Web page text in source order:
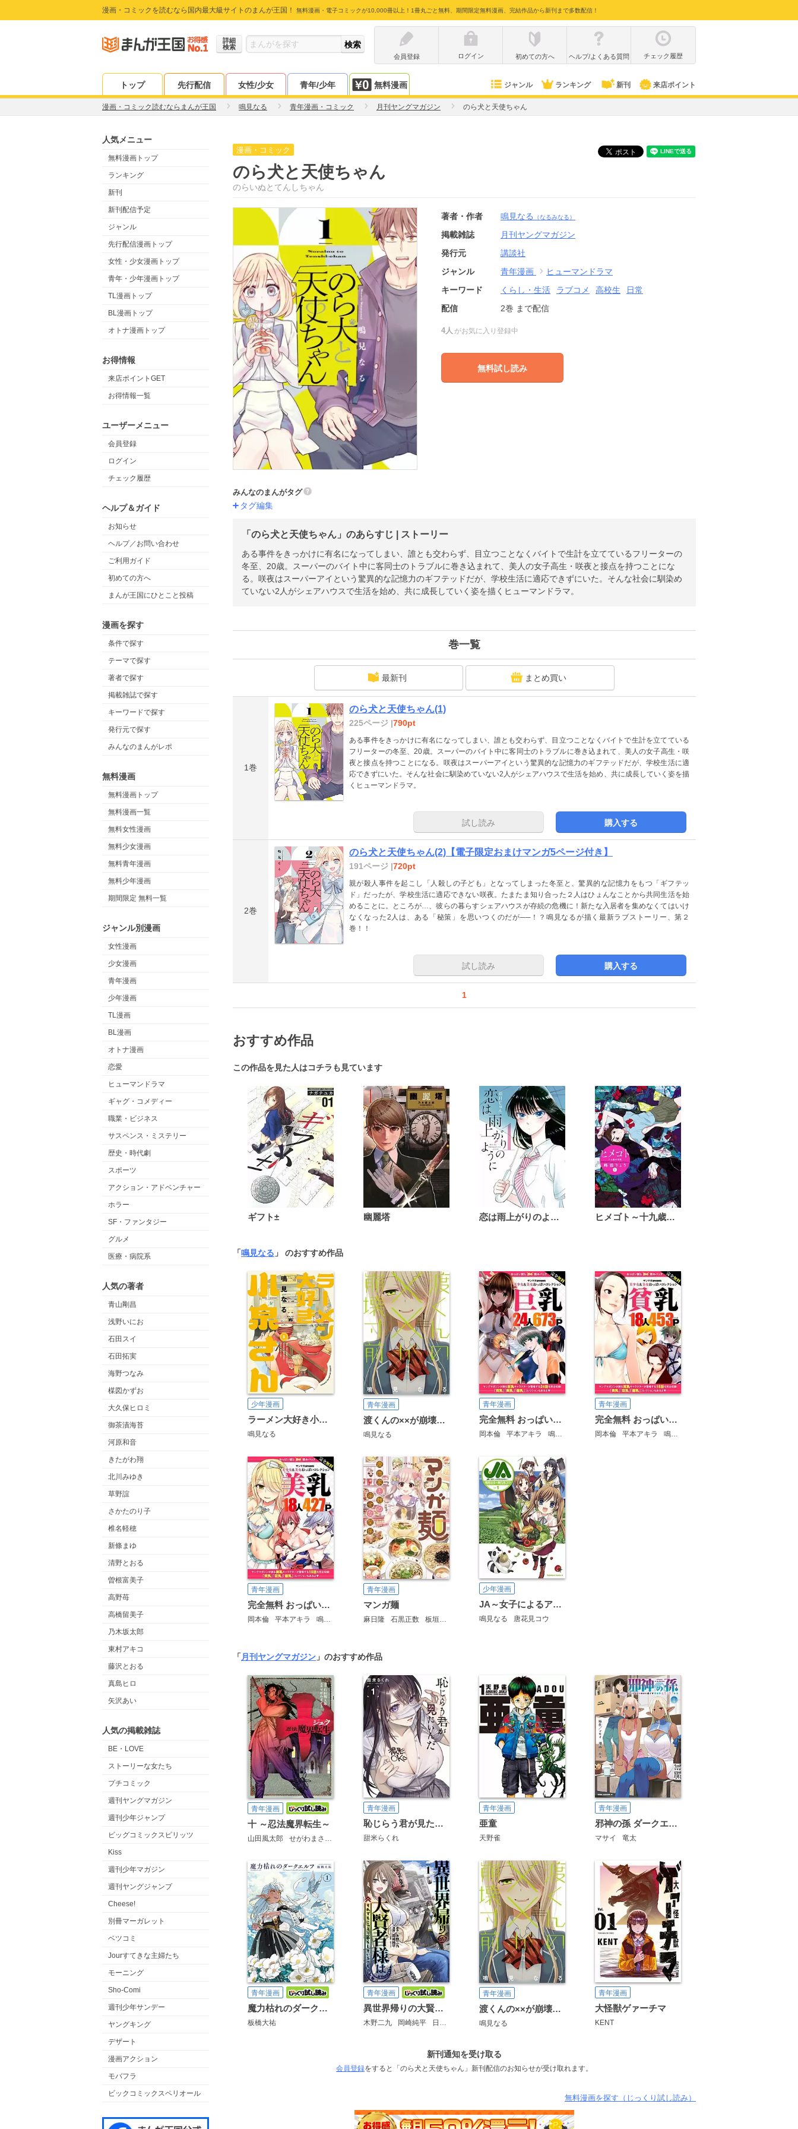
漫画・コミックを読むなら国内最大級サイトのまんが王国！ 無料漫画・電子コミックが10,000冊以上！1冊丸ごと無料、期間限定無料漫画、完結作品から新刊まで多数配信！
詳細
検索
会員登録
ログイン 初めての方へ ヘルプ/よくある質問 チェック履歴
トップ 先行配信 女性/少女 青年/少年 無料漫画 ジャンル ランキング 新刊 来店ポイント
漫画・コミック読むならまんが王国 鳴見なる 青年漫画・コミック 月刊ヤングマガジン のら犬と天使ちゃん
人気メニュー
無料漫画トップ
ランキング
新刊
新刊配信予定
ジャンル
先行配信漫画トップ
女性・少女漫画トップ
青年・少年漫画トップ
TL漫画トップ
BL漫画トップ
オトナ漫画トップ
お得情報
来店ポイントGET
お得情報一覧
ユーザーメニュー
会員登録
ログイン
チェック履歴
ヘルプ＆ガイド
お知らせ
ヘルプ／お問い合わせ
ご利用ガイド
初めての方へ
まんが王国にひとこと投稿
漫画を探す
条件で探す
テーマで探す
著者で探す
掲載雑誌で探す
キーワードで探す
発行元で探す
みんなのまんがレポ
無料漫画
無料漫画トップ
無料漫画一覧
無料女性漫画
無料少女漫画
無料青年漫画
無料少年漫画
期間限定 無料一覧
ジャンル別漫画
女性漫画
少女漫画
青年漫画
少年漫画
TL漫画
BL漫画
オトナ漫画
恋愛
ヒューマンドラマ
ギャグ・コメディー
職業・ビジネス
サスペンス・ミステリー
歴史・時代劇
スポーツ
アクション・アドベンチャー
ホラー
SF・ファンタジー
グルメ
医療・病院系
人気の著者
青山剛昌
浅野いにお
石田スイ
石田拓実
海野つなみ
楳図かずお
大久保ヒロミ
御茶漬海苔
河原和音
きたがわ翔
北川みゆき
草野誼
さかたのり子
椎名軽穂
新條まゆ
清野とおる
曽根富美子
高野苺
高橋留美子
乃木坂太郎
東村アキコ
藤沢とおる
真島ヒロ
矢沢あい
人気の掲載雑誌
BE・LOVE
ストーリーな女たち
プチコミック
週刊ヤングマガジン
週刊少年ジャンプ
ビッグコミックスピリッツ
Kiss
週刊少年マガジン
週刊ヤングジャンプ
Cheese!
別冊マーガレット
ベツコミ
Jourすてきな主婦たち
モーニング
Sho-Comi
週刊少年サンデー
ヤングキング
デザート
漫画アクション
モバフラ
ビックコミックスペリオール
漫画・コミック
のら犬と天使ちゃん
のらいぬとてんしちゃん
著者・作者 鳴見なる （なるみなる）
掲載雑誌
月刊ヤングマガジン
発行元
講談社
ジャンル
青年漫画
ヒューマンドラマ
キーワード
くらし・生活 ラブコメ 高校生
日常
配信
2巻 まで配信
4人 がお気に入り登録中
無料試し読み
みんなのまんがタグ
タグ編集
「のら犬と天使ちゃん」のあらすじ | ストーリー
ある事件をきっかけに有名になってしまい、誰とも交わらず、目立つことなくバイトで生計を立てているフリーターの
冬至、20歳。スーパーのバイト中に客同士のトラブルに巻き込まれて、美人の女子高生・咲夜と接点を持つことにな
る。咲夜はスーパーアイという驚異的な記憶力のギフテッドだが、学校生活に適応できずにいた。そんな社会に馴染め
ていない2人がシェアハウスで生活を始め、共に成長していく姿を描くヒューマンドラマ。
巻一覧
最新刊 まとめ買い
1巻
のら犬と天使ちゃん(1)
225ページ |790pt
ある事件をきっかけに有名になってしまい、誰とも交わらず、目立つことなくバイトで生計を立てている
フリーターの冬至、20歳。スーパーのバイト中に客同士のトラブルに巻き込まれて、美人の女子高生・咲
夜と接点を持つことになる。咲夜はスーパーアイという驚異的な記憶力のギフテッドだが、学校生活に適
応できずにいた。そんな社会に馴染めていない2人がシェアハウスで生活を始め、共に成長していく姿を描
くヒューマンドラマ。
試し読み 購入する
2巻
のら犬と天使ちゃん(2)【電子限定おまけマンガ5ページ付き】
191ページ |720pt
親が殺人事件を起こし「人殺しの子ども」となってしまった冬至と、驚異的な記憶力をもつ「ギフテッ
ド」だったが、学校生活に適応できない咲夜。たまたま知り合った２人はひょんなことから共同生活を始
めることに。ところが…、彼らの暮らすシェアハウスが存続の危機に！新たな入居者を集めなくてはいけ
なくなった2人は、ある「秘策」を思いつくのだが──！？鳴見なるが描く最新ラブストーリー、第２
巻！！
試し読み 購入する
1
おすすめ作品
この作品を見た人はコチラも見ています
ギフト± 幽麗塔 恋は雨上がりのように ヒメゴト～十九歳の制服～
「鳴見なる 」 のおすすめ作品
少年漫画
ラーメン大好き小泉さん【秋田書店版】
鳴見なる
青年漫画
渡くんの××が崩壊寸前
鳴見なる
青年漫画
完全無料 おっぱい試し読みパック 巨乳
岡本倫 平本アキラ 鳴見なる 岡本健太郎 さがら梨々 五十嵐健三
青年漫画
完全無料 おっぱい試し読みパック 貧乳
岡本倫 平本アキラ 鳴見なる
青年漫画
完全無料 おっぱい試し読みパック 美乳
岡本倫 平本アキラ 鳴見なる 岡本健太郎 さがら梨々 五十嵐健三 安達哲 今井ユウ 山田恵庸
青年漫画
マンガ麺
麻日隆 石黒正数 板垣巴留 上田信舟 円藤エヌ 長田悠幸
少年漫画
JA～女子によるアグリカルチャー～
鳴見なる 唐花見コウ
「 月刊ヤングマガジン 」のおすすめ作品
青年漫画
十 ～忍法魔界転生～
山田風太郎 せがわまさき
青年漫画
恥じらう君が見たいんだ
甜米らくれ
青年漫画
亜童
天野雀
青年漫画
邪神の孫 ダークエルフ姉妹と過ごす異世界引きこもり生活
マサイ 竜太
青年漫画
魔力枯れのダークエルフ
板橋大祐
青年漫画
異世界帰りの大賢者様はそれでもこっそり暮らしているつもりです
木野二九 岡崎純平 日下コウ
青年漫画
渡くんの××が崩壊寸前
鳴見なる
青年漫画
大怪獣ゲァーチマ
KENT
新刊通知を受け取る
会員登録をすると「のら犬と天使ちゃん」新刊配信のお知らせが受け取れます。
無料漫画を探す（じっくり試し読み）